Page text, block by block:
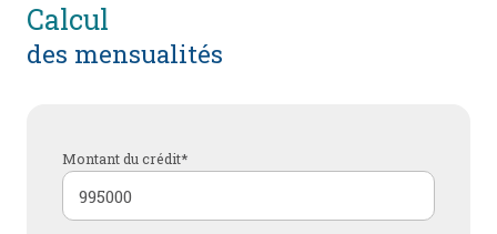
calcul
des mensualités
Montant du crédit*